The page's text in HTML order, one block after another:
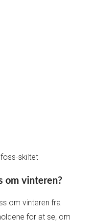
om vinteren?
om vinteren fra
for at se, om